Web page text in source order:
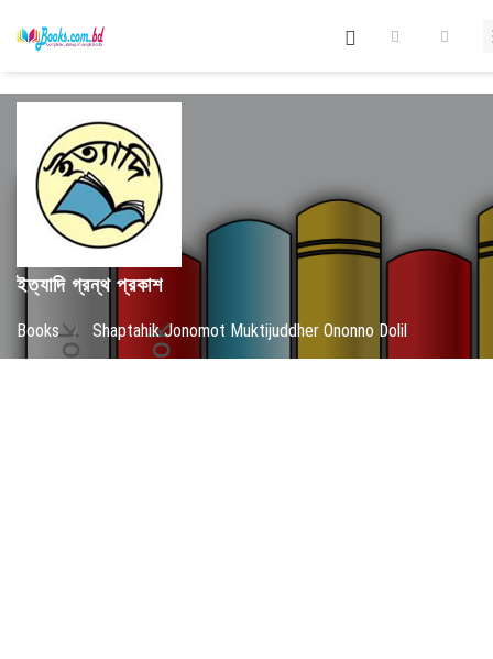
ইত্যাদি গ্রন্থ প্রকাশ
Books / Shaptahik Jonomot Muktijuddher Ononno Dolil